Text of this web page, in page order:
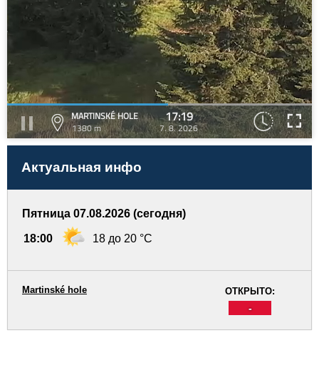
MARTINSKÉ HOLE
1380 m
17:19
7. 8. 2026
Актуальная инфо
Пятница 07.08.2026 (сегодня)
18:00 18 до 20 °C
ОТКРЫТО:
-
Martinské hole